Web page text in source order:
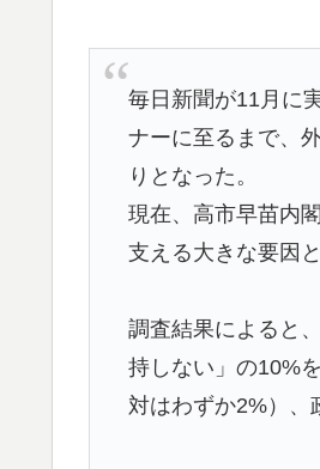
▶
うのを見ると日本
▶ 若いカバがワニを
海外「日本人はな
▶ 韓国人「日本でヤ
【海外の反応】
▶ 韓国人「韓国人が
ている‥」
毎日新聞が11月に
ナーに至るまで、
りとなった。
現在、高市早苗内
支える大きな要因
調査結果によると
持しない」の10%
対はわずか2%）、